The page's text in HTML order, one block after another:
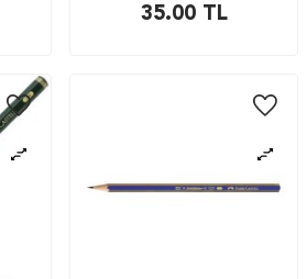
35.00TL